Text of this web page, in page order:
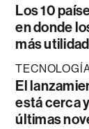
Los 10
en donde
más
El
está cerca
últimas